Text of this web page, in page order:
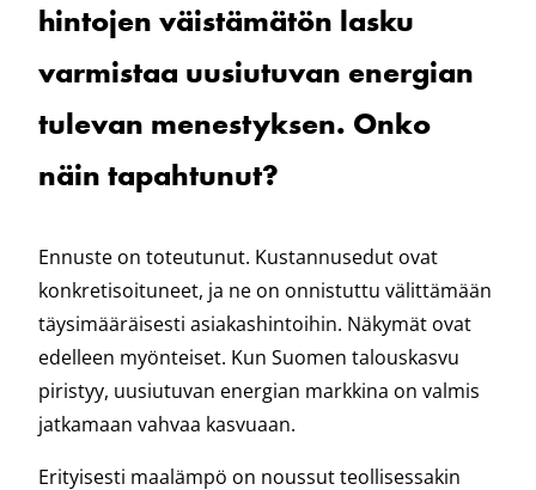
hintojen väistämätön lasku
varmistaa uusiutuvan energian
tulevan menestyksen. Onko
näin tapahtunut?
Ennuste on toteutunut. Kustannusedut ovat
konkretisoituneet, ja ne on onnistuttu välittämään
täysimääräisesti asiakashintoihin. Näkymät ovat
edelleen myönteiset. Kun Suomen talouskasvu
piristyy, uusiutuvan energian markkina on valmis
jatkamaan vahvaa kasvuaan.
Erityisesti maalämpö on noussut teollisessakin